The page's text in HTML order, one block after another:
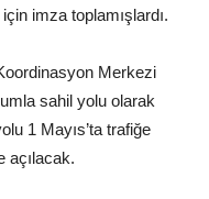
imza toplamışlardı.
Merkezi
sahil yolu olarak
1 Mayıs’ta trafiğe
açılacak.